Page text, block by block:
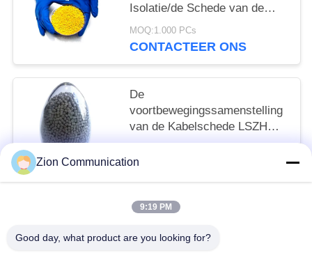
Isolatie/de Schede van de
Motordraad
MOQ:1.000 PCs
CONTACTEER ONS
De
voortbewegingssamenstelling
van de Kabelschede LSZH
voor Metro en Hoge
snelheidsspoorweg
CONTACTEER ONS
Zion Communication
9:19 PM
Good day, what product are you looking for?